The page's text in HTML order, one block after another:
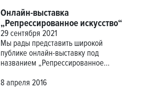
Онлайн-выставка
„Репрессированное искусство“
29 сентября 2021
Мы рады представить широкой
публикеонлайн-выставку под
названием „Репрессированное...
8 апреля 2016